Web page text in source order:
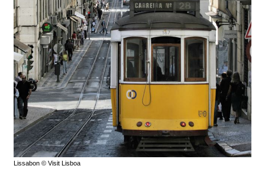
Lissabon © Visit Lisboa